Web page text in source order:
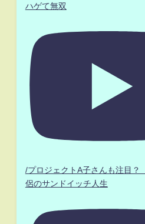
ハゲて無双
/プロジェクトA子さんも注目
侶のサンドイッチ人生